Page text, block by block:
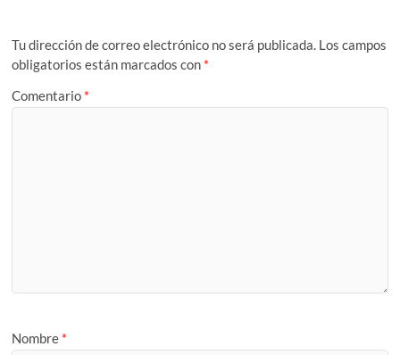
Tu dirección de correo electrónico no será publicada. Los campos
obligatorios están marcados con *
Comentario *
Nombre *